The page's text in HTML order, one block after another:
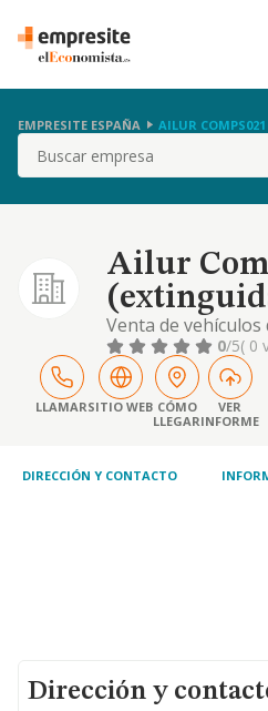
EMPRESITE ESPAÑA AILUR
Buscar
Ailur
Venta de
por objeto la venta
productos de
0/5( 0
LLAMARSITIO WEB CÓMO
LLEGAR
VER
INFORME
DIRECCIÓN Y CONTACTO
Dirección y